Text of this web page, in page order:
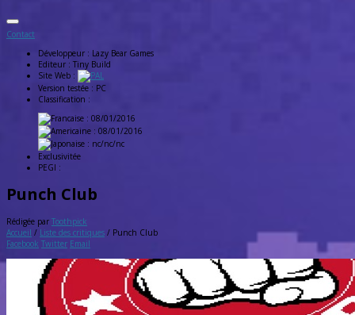
Contact
Développeur : Lazy Bear Games
Editeur : Tiny Build
Site Web :
Version testée : PC
Classification :
: 08/01/2016
: 08/01/2016
: nc/nc/nc
Exclusivitée
PEGI :
Punch Club
Rédigée par Toothpick
Accueil / Liste des critiques / Punch Club
Facebook Twitter Email